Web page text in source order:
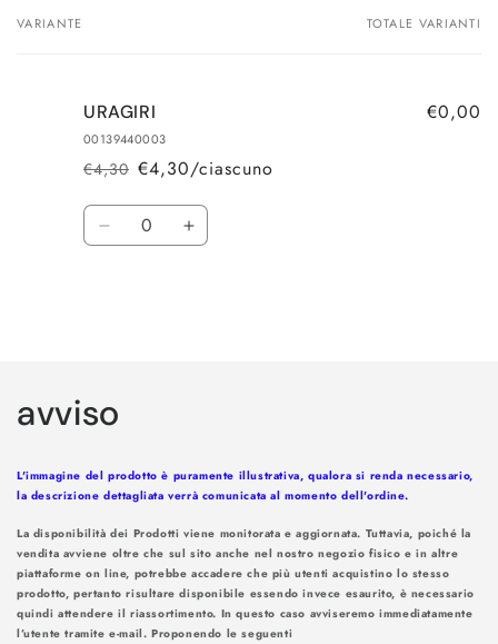
Il
VARIANTE TOTALE VARIANTI
URAGIRI
00139440003
Prezzo
di
listino
€4,30
Prezzo
scontato
€4,30/ciascuno
€0,00
Quantità
DiminuisciAumenta
corso...
avviso
L'immagine del prodotto è puramente illustrativa, qualora si renda necessario,
la descrizione dettagliata verrà comunicata al momento dell'ordine.
La disponibilità dei Prodotti viene monitorata e aggiornata. Tuttavia, poiché la
vendita avviene oltre che sul sito anche nel nostro negozio fisico e in altre
piattaforme on line, potrebbe accadere che più utenti acquistino lo stesso
prodotto, pertanto risultare disponibile essendo invece esaurito, è necessario
quindi attendere il riassortimento. In questo caso avviseremo immediatamente
l’utente tramite e-mail. Proponendo le seguenti